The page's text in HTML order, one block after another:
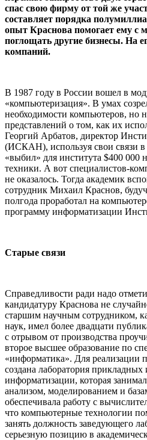
спас свою фирму от той же
составляет порядка
опыт Краснова помогает ему
поглощать другие бизнесы. На
компаний.
В 1987 году в России вошел в
«компьютеризация». В умах
необходимости компьютеров, но
представлений о том, как их
Георгий Арбатов, директор
(ИСКАН), используя свои связи в
«выбил» для института $400 000
техники. А вот специалистов-
не оказалось. Тогда академик
сотрудник Михаил Краснов,
полгода проработал на
программу информатизации
Старые связи
Справедливости ради надо
кандидатуру Краснова не
старшим научным сотрудником,
наук, имел более двадцати
с отрывом от производства
второе высшее образование по
«информатика». Для реализации
создана лаборатория прикладных
информатизации, которая
анализом, моделированием и
обеспечивала работу с
что компьютерные технологии
занять должность заведующего
серьезную позицию в